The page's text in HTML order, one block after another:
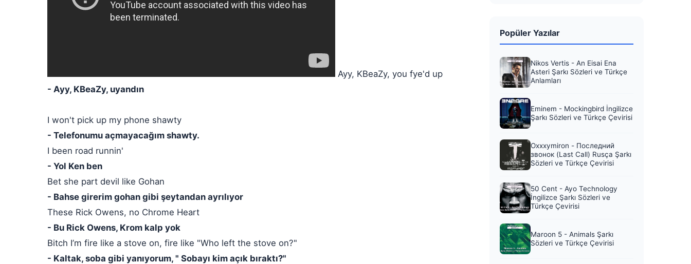
Ayy, KBeaZy, you fye'd up
- Ayy, KBeaZy, uyandın
I won't pick up my phone shawty
- Telefonumu açmayacağım shawty.
I been road runnin'
- Yol Ken ben
Bet she part devil like Gohan
- Bahse girerim gohan gibi şeytandan ayrılıyor
These Rick Owens, no Chrome Heart
- Bu Rick Owens, Krom kalp yok
Bitch I’m fire like a stove on, fire like "Who left the stove on?"
- Kaltak, soba gibi yanıyorum, " Sobayı kim açık bıraktı?"
Popüler Yazılar
Nikos Vertis - An Eisai Ena
Asteri Şarkı Sözleri ve Türkçe
Anlamları
Eminem - Mockingbird İngilizce
Şarkı Sözleri ve Türkçe Çevirisi
Oxxxymiron - Последний
звонок (Last Call) Rusça Şarkı
Sözleri ve Türkçe Çevirisi
50 Cent - Ayo Technology
İngilizce Şarkı Sözleri ve
Türkçe Çevirisi
Maroon 5 - Animals Şarkı
Sözleri ve Türkçe Çevirisi